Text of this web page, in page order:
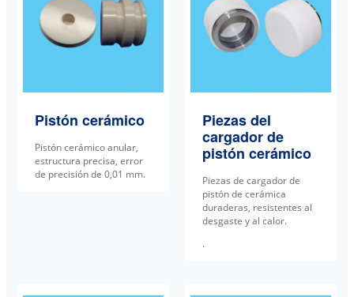
Pistón cerámico
Pistón cerámico anular,
estructura precisa, error
de precisión de 0,01 mm.
Piezas del
cargador de
pistón cerámico
Piezas de cargador de
pistón de cerámica
duraderas, resistentes al
desgaste y al calor.
.